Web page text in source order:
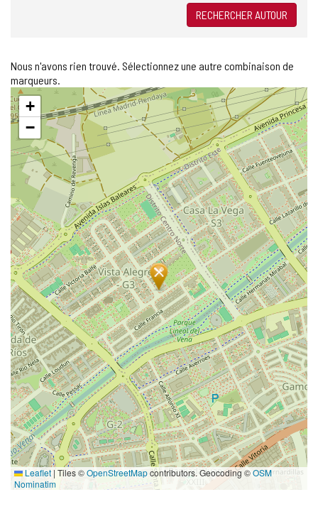
RECHERCHER AUTOUR
Nous n'avons rien trouvé. Sélectionnez une autre combinaison de
marqueurs.
Sauter
la
carte
+
−
Leaflet | Tiles ©OpenStreetMapcontributors. Geocoding ©OSM
Nominatim